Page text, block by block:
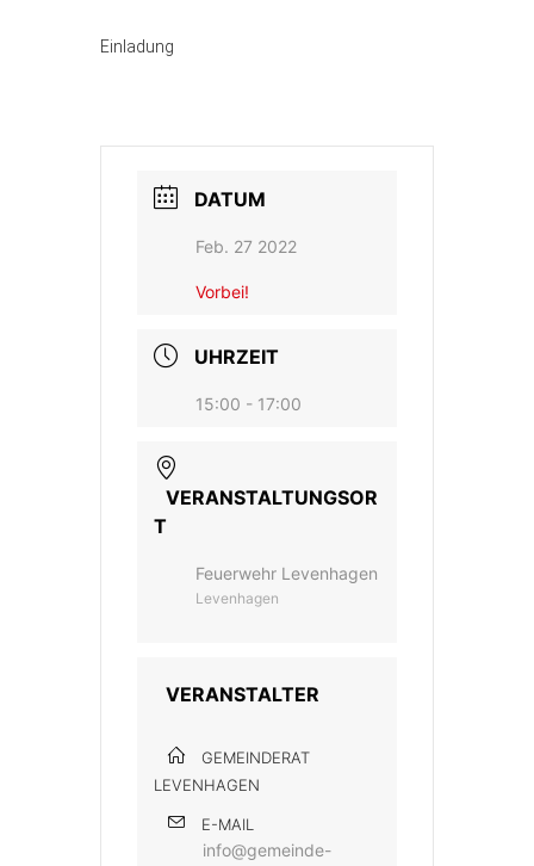
Einladung
DATUM
Feb. 27 2022
Vorbei!
UHRZEIT
15:00 - 17:00
VERANSTALTUNGSOR
T
Feuerwehr Levenhagen
Levenhagen
VERANSTALTER
GEMEINDERAT
LEVENHAGEN
E-MAIL
info@gemeinde-